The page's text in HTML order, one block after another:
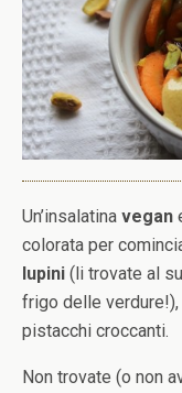
Un’insalatina vegan
colorata per
lupini (li trovate al
frigo delle
pistacchi croccanti.
Non trovate (o non